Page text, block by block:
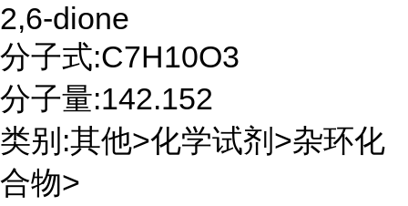
2,6-dione
分子式:C7H10O3
分子量:142.152
类别:其他>化学试剂>杂环化
合物>